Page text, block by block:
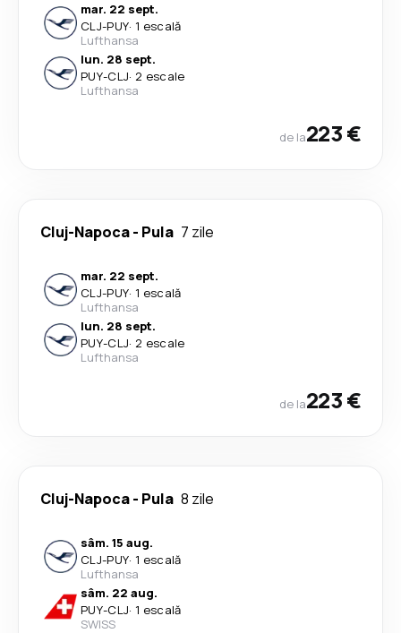
mar. 22 sept.
CLJ-PUY· 1 escală
Lufthansa
lun. 28 sept.
PUY-CLJ· 2 escale
Lufthansa
de la223 €
Cluj-Napoca- Pula 7 zile
mar. 22 sept.
CLJ-PUY· 1 escală
Lufthansa
lun. 28 sept.
PUY-CLJ· 2 escale
Lufthansa
de la223 €
Cluj-Napoca- Pula 8 zile
sâm. 15 aug.
CLJ-PUY· 1 escală
Lufthansa
sâm. 22 aug.
PUY-CLJ· 1 escală
SWISS